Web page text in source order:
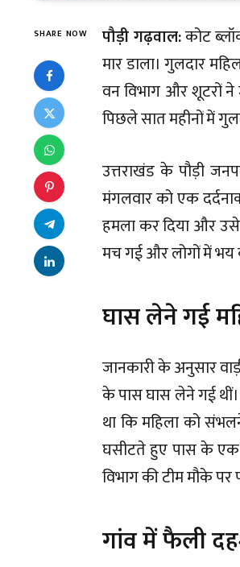
SHARE NOW पौड़ी गढ़वाल:कोट
मार डाला। गुलदार
वन विभाग और शूटरों ने
पिछले सात महीनों में
उत्तराखंड के पौड़ी
मंगलवार को एक
हमला कर दिया और
मच गई और लोगों में भय
घास लेने गई
जानकारी के अनुसार
के पास घास लेने गई
था कि महिला को
घसीटते हुए पास के एक
विभाग की टीम मौके
गांव में फैली